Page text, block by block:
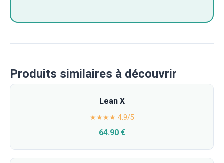
Produits similaires à découvrir
Lean X
★★★★ 4.9/5
64.90 €